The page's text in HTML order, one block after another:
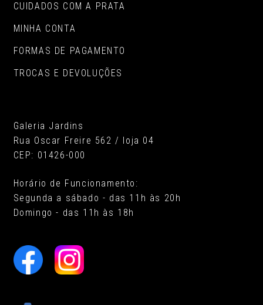
CUIDADOS COM A PRATA
MINHA CONTA
FORMAS DE PAGAMENTO
TROCAS E DEVOLUÇÕES
Galeria Jardins
Rua Oscar Freire 562 / loja 04
CEP: 01426-000
Horário de Funcionamento:
Segunda a sábado - das 11h às 20h
Domingo - das 11h às 18h